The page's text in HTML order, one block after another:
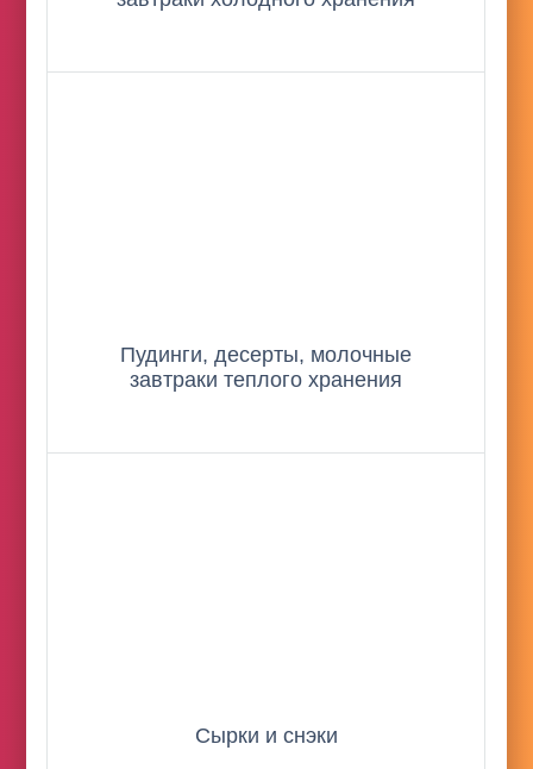
Пудинги, десерты, молочные
завтраки теплого хранения
Сырки и снэки